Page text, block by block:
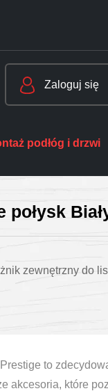
Zaloguj się
podłóg i drzwi
zewnętrzny do
to
akcesoria, które